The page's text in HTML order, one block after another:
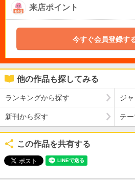
来店ポイント
今すぐ会員登録す
他の作品も探してみる
ランキングから探す ジ
新刊から探す テ
この作品を共有する